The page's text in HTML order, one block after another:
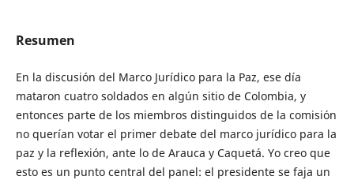
Resumen
En la discusión del Marco Jurídico para la Paz, ese día
mataron cuatro soldados en algún sitio de Colombia, y
entonces parte de los miembros distinguidos de la comisión
no querían votar el primer debate del marco jurídico para la
paz y la reflexión, ante lo de Arauca y Caquetá. Yo creo que
esto es un punto central del panel: el presidente se faja un